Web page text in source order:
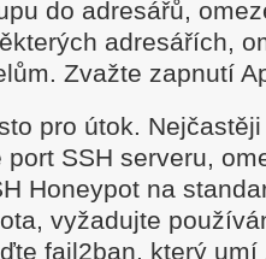
do adresářů,
adresářích,
Zvažte zapnutí
pro útok.
SSH serveru,
Honeypot na
vyžadujte
fail2ban, který